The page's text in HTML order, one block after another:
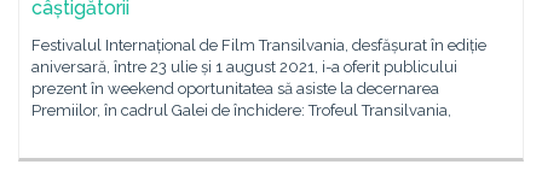
câștigătorii
Festivalul Internațional de Film Transilvania, desfășurat în ediție
aniversară, între 23 ulie și 1 august 2021, i-a oferit publicului
prezent în weekend oportunitatea să asiste la decernarea
Premiilor, în cadrul Galei de închidere: Trofeul Transilvania,